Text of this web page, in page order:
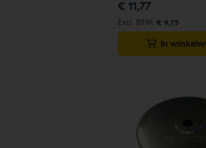
€ 11,77
€ 9,73
In